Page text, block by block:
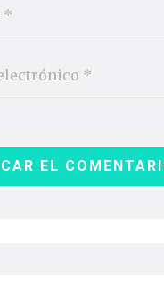
EL